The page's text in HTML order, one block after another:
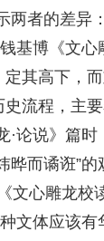
两者的差异
基博《文心
其高下，
流程，主
论说》篇时
而谲诳”的
文心雕龙校
文体应该